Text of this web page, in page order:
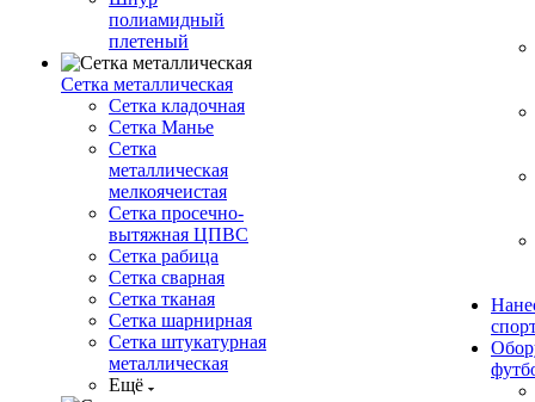
полиамидный
плетеный
Сетка металлическая
Сетка кладочная
Сетка Манье
Сетка
металлическая
мелкоячеистая
Сетка просечно-
вытяжная ЦПВС
Сетка рабица
Сетка сварная
Сетка тканая
Сетка шарнирная
Сетка штукатурная
металлическая
Ещё